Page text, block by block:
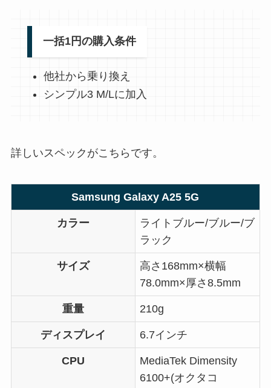
一括1円の購入条件
他社から乗り換え
シンプル3 M/Lに加入
詳しいスペックがこちらです。
Samsung Galaxy A25 5G
カラー
ライトブルー/ブルー/ブ
ラック
サイズ
高さ168mm×横幅
78.0mm×厚さ8.5mm
重量 210g
ディスプレイ 6.7インチ
CPU
MediaTek Dimensity
6100+(オクタコ